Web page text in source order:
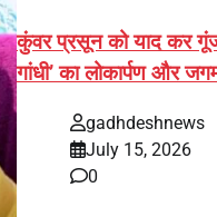
कुंवर प्रसून को याद कर
गांधी’ का लोकार्पण और
gadhdeshnews
July 15, 2026
0